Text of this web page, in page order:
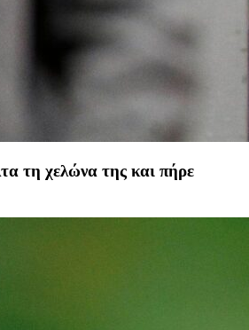
τη χελώνα της και πήρε